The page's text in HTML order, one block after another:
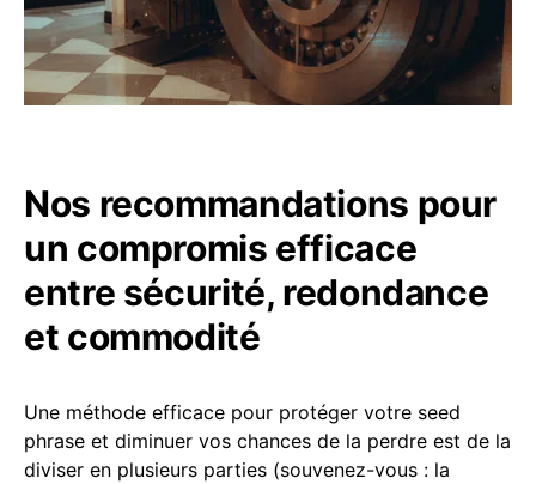
Nos recommandations pour
un compromis efficace
entre sécurité, redondance
et commodité
Une méthode efficace pour protéger votre seed
phrase et diminuer vos chances de la perdre est de la
diviser en plusieurs parties (souvenez-vous : la